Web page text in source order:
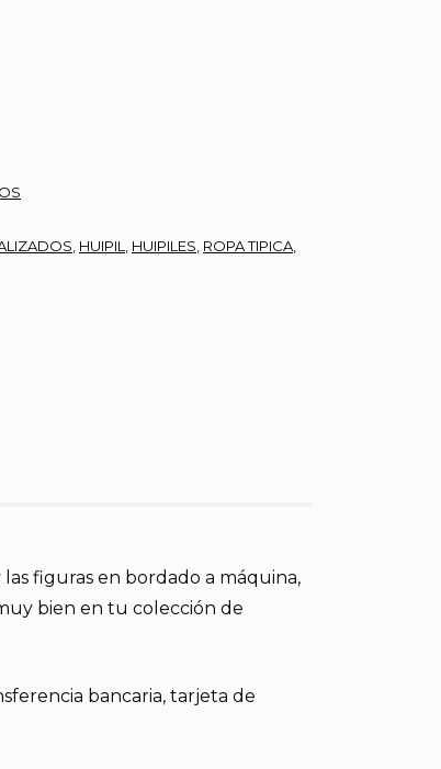
HUIPIL HUIPILES ROPA TIPICA
figuras en bordado a máquina,
bien en tu colección de
bancaria, tarjeta de